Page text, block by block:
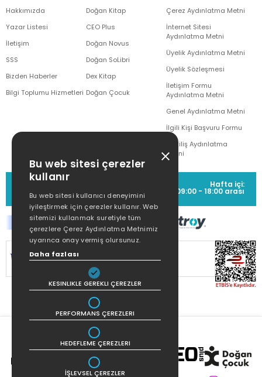
Hakkımızda
Yazar Listesi
İletişim
SSS
Bizden Haberler
Bilgi Toplumu Hizmetleri
Doğan Kitap
CEO Plus
Doğan Novus
Doğan SoLibri
Dex Kitap
Doğan Çocuk
Çerez Aydınlatma Metni
İnternet Sitesi
Aydınlatma Metni
Üyelik Aydınlatma Metni
Üyelik Sözleşmesi
İletişim Formu
Aydınlatma Metni
Genel Aydınlatma Metni
İlgili Kişi Başvuru Formu
Çekiliş Aydınlatma
Metni
MÜŞTERİ HİZMETLERİ
(0212) 373 77 00
Hafta içi:
09:00 - 18:00 arası
SİTEMİZ
KORUNMAKTADIR.
Bu web sitesi çerezler
kullanır
Bu web sitesi kullanıcı deneyimini
iyileştirmek için çerezler kullanır. Web
sitemizi kullanmak suretiyle tüm
çerezlere Çerez Aydınlatma Metnimiz
uyarınca onay vermiş olursunuz.
Daha fazlası
KESINLIKLE GEREKLI ÇEREZLER
PERFORMANS ÇEREZLERI
HEDEFLEME ÇEREZLERI
İŞLEVSEL ÇEREZLER